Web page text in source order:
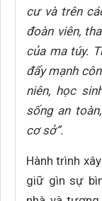
cư và trên
đoàn viên,
của ma túy.
đẩy mạnh
niên, học
sống an
cơ sở”.
Hành trình
giữ gìn sự